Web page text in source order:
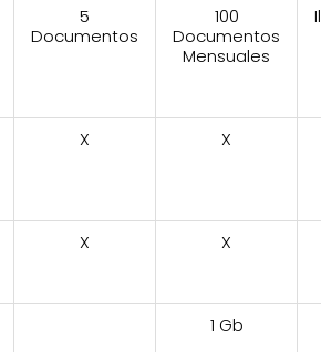
5
Documentos
100
Documentos
Mensuales
X X
X X
1 Gb